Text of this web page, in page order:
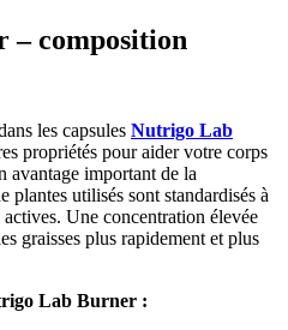
– composition
les capsules Nutrigo Lab
propriétés pour aider votre corps
avantage important de la
plantes utilisés sont standardisés à
Une concentration élevée
graisses plus rapidement et plus
Lab Burner :